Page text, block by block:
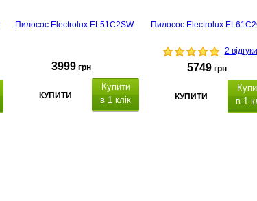
Пилосос Electrolux EL51C2SW
3999 грн
КУПИТИ
Купити
в 1 клік
Пилосос Electrolux
2 відгуки
5749 грн
КУПИТИ
в 1